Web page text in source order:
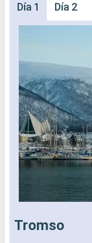
Día 1 Día 2
Tromso